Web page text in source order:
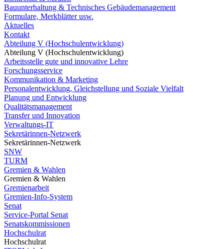
Bauunterhaltung & Technisches Gebäudemanagement
Formulare, Merkblätter usw.
Aktuelles
Kontakt
Abteilung V (Hochschulentwicklung)
Abteilung V (Hochschulentwicklung)
Arbeitsstelle gute und innovative Lehre
Forschungsservice
Kommunikation & Marketing
Personalentwicklung, Gleichstellung und Soziale Vielfalt
Planung und Entwicklung
Qualitätsmanagement
Transfer und Innovation
Verwaltungs-IT
Sekretärinnen-Netzwerk
Sekretärinnen-Netzwerk
SNW
TURM
Gremien & Wahlen
Gremien & Wahlen
Gremienarbeit
Gremien-Info-System
Senat
Service-Portal Senat
Senatskommissionen
Hochschulrat
Hochschulrat